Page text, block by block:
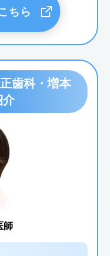
ちら
歯科・増本
介
師